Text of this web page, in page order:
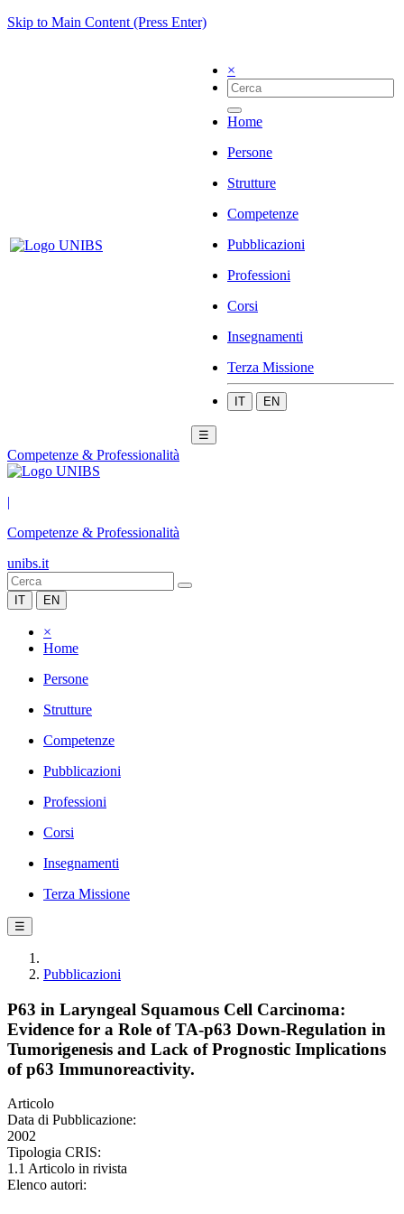
Skip to Main Content (Press Enter)
×
Home
Persone
Strutture
Competenze
Pubblicazioni
Professioni
Corsi
Insegnamenti
Terza Missione
IT EN
☰
Competenze & Professionalità
|
Competenze & Professionalità
unibs.it
IT EN
×
Home
Persone
Strutture
Competenze
Pubblicazioni
Professioni
Corsi
Insegnamenti
Terza Missione
☰
Pubblicazioni
P63 in Laryngeal Squamous Cell Carcinoma:
Evidence for a Role of TA-p63 Down-Regulation in
Tumorigenesis and Lack of Prognostic Implications
of p63 Immunoreactivity.
Articolo
Data di Pubblicazione:
2002
Tipologia CRIS:
1.1 Articolo in rivista
Elenco autori: